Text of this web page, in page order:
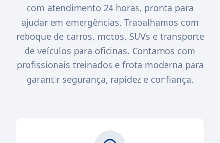
com atendimento 24 horas, pronta para
ajudar em emergências. Trabalhamos com
reboque de carros, motos, SUVs e transporte
de veículos para oficinas. Contamos com
profissionais treinados e frota moderna para
garantir segurança, rapidez e confiança.